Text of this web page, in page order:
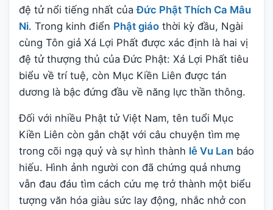
đệ tử nổi tiếng nhất củaĐức Phật Thích Ca Mâu
Ni. Trong kinh điển Phật giáo thời kỳ đầu, Ngài
cùng Tôn giả Xá Lợi Phất được xác định là hai vị
đệ tử thượng thủ của Đức Phật: Xá Lợi Phất tiêu
biểu về trí tuệ, còn Mục Kiền Liên được tán
dương là bậc đứng đầu về năng lực thần thông.
Đối với nhiều Phật tử Việt Nam, tên tuổi Mục
Kiền Liên còn gắn chặt với câu chuyện tìm mẹ
trong cõi ngạ quỷ và sự hình thành lễ Vu Lan báo
hiếu. Hình ảnh người con đã chứng quả nhưng
vẫn đau đáu tìm cách cứu mẹ trở thành một biểu
tượng văn hóa giàu sức lay động, nhắc nhở con